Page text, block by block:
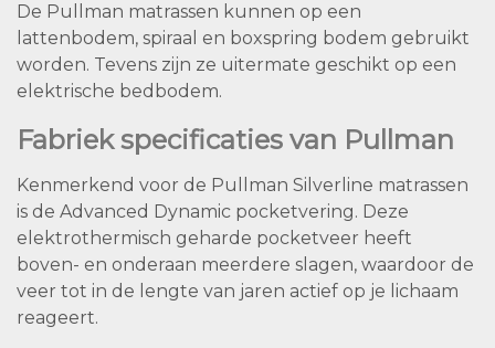
De Pullman matrassen kunnen op een
lattenbodem, spiraal en boxspring bodem gebruikt
worden. Tevens zijn ze uitermate geschikt op een
elektrische bedbodem.
Fabriek specificaties van Pullman
Kenmerkend voor de Pullman Silverline matrassen
is de Advanced Dynamic pocketvering. Deze
elektrothermisch geharde pocketveer heeft
boven- en onderaan meerdere slagen, waardoor de
veer tot in de lengte van jaren actief op je lichaam
reageert.